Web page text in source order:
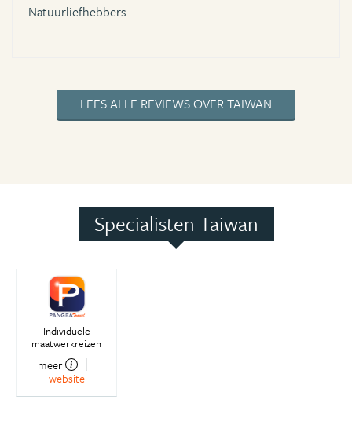
Natuurliefhebbers
LEES ALLE REVIEWS OVER TAIWAN
Specialisten Taiwan
Individuele
maatwerkreizen
meer
website